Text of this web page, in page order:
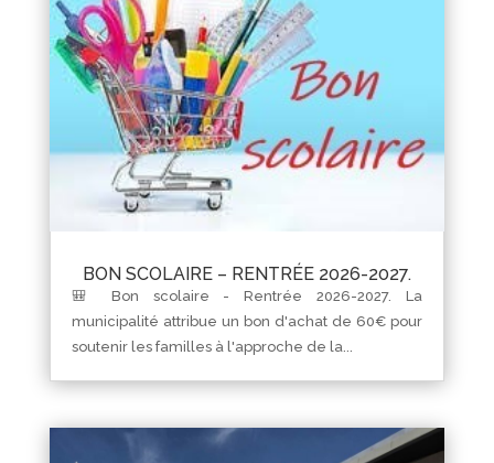
BON SCOLAIRE – RENTRÉE 2026-2027.
🎒 Bon scolaire - Rentrée 2026-2027. La
municipalité attribue un bon d'achat de 60€ pour
soutenir les familles à l'approche de la...